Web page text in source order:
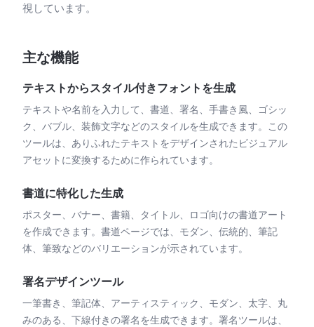
視しています。
主な機能
テキストからスタイル付きフォントを生成
テキストや名前を入力して、書道、署名、手書き風、ゴシッ
ク、バブル、装飾文字などのスタイルを生成できます。この
ツールは、ありふれたテキストをデザインされたビジュアル
アセットに変換するために作られています。
書道に特化した生成
ポスター、バナー、書籍、タイトル、ロゴ向けの書道アート
を作成できます。書道ページでは、モダン、伝統的、筆記
体、筆致などのバリエーションが示されています。
署名デザインツール
一筆書き、筆記体、アーティスティック、モダン、太字、丸
みのある、下線付きの署名を生成できます。署名ツールは、